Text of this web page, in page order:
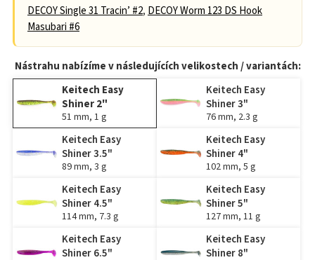
DECOY Single 31 Tracin’ #2, DECOY Worm 123 DS Hook
Masubari #6
Nástrahu nabízíme v následujících velikostech / variantách:
Keitech Easy
Shiner 2"
51 mm, 1 g
Keitech Easy
Shiner 3"
76 mm, 2.3 g
Keitech Easy
Shiner 3.5"
89 mm, 3 g
Keitech Easy
Shiner 4"
102 mm, 5 g
Keitech Easy
Shiner 4.5"
114 mm, 7.3 g
Keitech Easy
Shiner 5"
127 mm, 11 g
Keitech Easy
Shiner 6.5"
Keitech Easy
Shiner 8"